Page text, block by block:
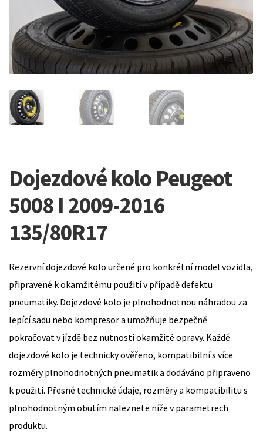
Dojezdové kolo Peugeot
5008 I 2009-2016
135/80R17
Rezervní dojezdové kolo určené pro konkrétní model vozidla,
připravené k okamžitému použití v případě defektu
pneumatiky. Dojezdové kolo je plnohodnotnou náhradou za
lepící sadu nebo kompresor a umožňuje bezpečně
pokračovat v jízdě bez nutnosti okamžité opravy. Každé
dojezdové kolo je technicky ověřeno, kompatibilní s více
rozměry plnohodnotných pneumatik a dodáváno připraveno
k použití. Přesné technické údaje, rozměry a kompatibilitu s
plnohodnotným obutím naleznete níže v parametrech
produktu.